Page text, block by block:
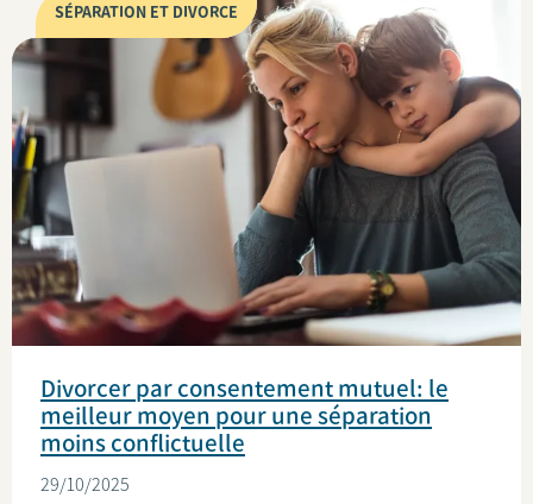
SÉPARATION ET DIVORCE
Divorcer par consentement mutuel: le
meilleur moyen pour une séparation
moins conflictuelle
29/10/2025